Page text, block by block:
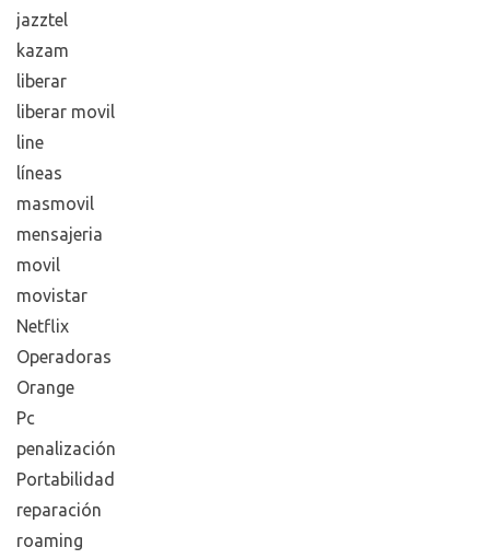
jazztel
kazam
liberar
liberar movil
line
líneas
masmovil
mensajeria
movil
movistar
Netflix
Operadoras
Orange
Pc
penalización
Portabilidad
reparación
roaming